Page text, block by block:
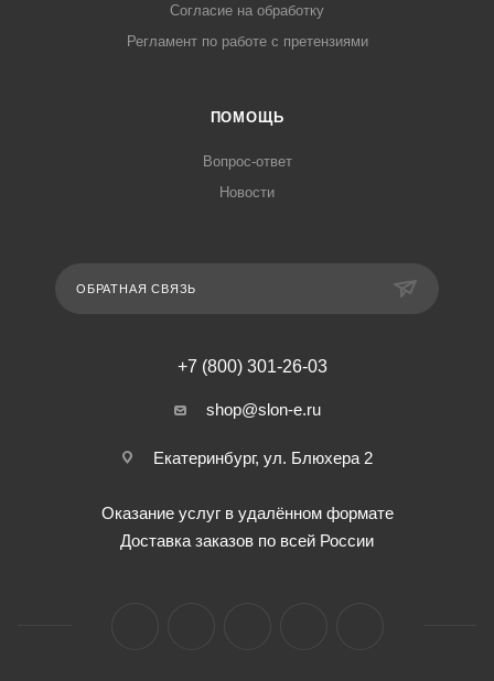
Согласие на обработку
Регламент по работе с претензиями
ПОМОЩЬ
Вопрос-ответ
Новости
ОБРАТНАЯ СВЯЗЬ
+7 (800) 301-26-03
shop@slon-e.ru
Екатеринбург, ул. Блюхера 2
Оказание услуг в удалённом формате
Доставка заказов по всей России